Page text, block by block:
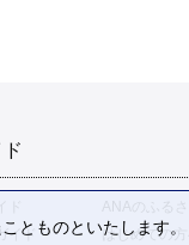
ANAのふる
イド
はじめての
とものといたします。